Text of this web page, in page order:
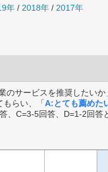
年 / 2018年 / 2017年
のサービスを推奨したいか
もらい、「A:とても薦めた
C=3-5回答、D=1-2回答